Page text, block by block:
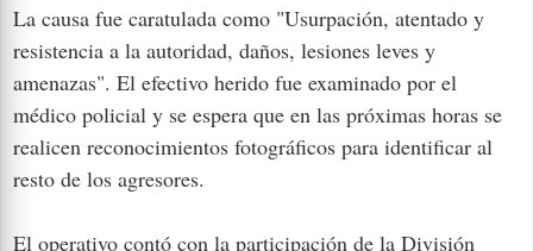
La causa fue caratulada como "Usurpación, atentado y
resistencia a la autoridad, daños, lesiones leves y
amenazas". El efectivo herido fue examinado por el
médico policial y se espera que en las próximas horas se
realicen reconocimientos fotográficos para identificar al
resto de los agresores.
El operativo contó con la participación de la División